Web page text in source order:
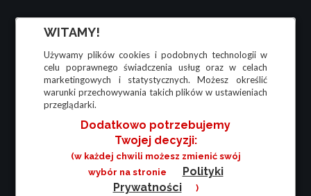
WITAMY!
Używamy plików cookies i podobnych technologii w
celu poprawnego świadczenia usług oraz w celach
marketingowych i statystycznych. Możesz określić
warunki przechowywania takich plików w ustawieniach
przeglądarki.
Dodatkowo potrzebujemy
Twojej decyzji:
(w każdej chwili możesz zmienić swój
wybór na stronie
Polityki
Prywatności
)